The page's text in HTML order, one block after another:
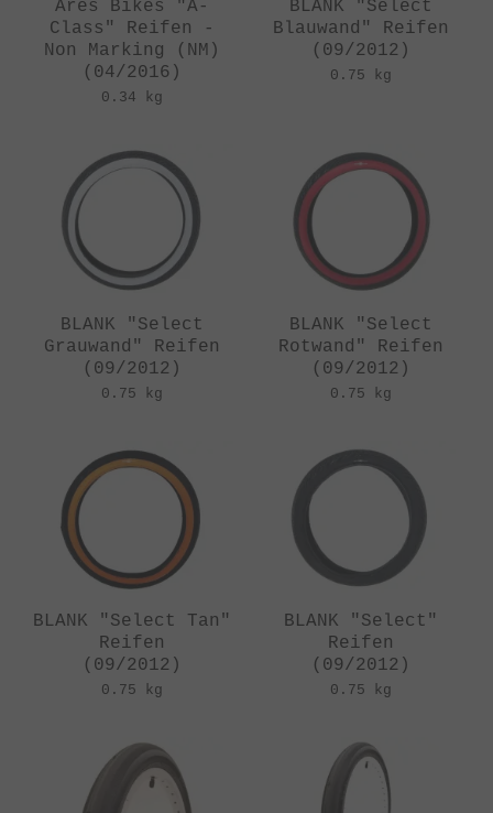
Ares Bikes "A-
Class" Reifen -
Non Marking (NM)
(04/2016)
0.34 kg
BLANK "Select
Blauwand" Reifen
(09/2012)
0.75 kg
BLANK "Select
Grauwand" Reifen
(09/2012)
0.75 kg
BLANK "Select
Rotwand" Reifen
(09/2012)
0.75 kg
BLANK "Select Tan"
Reifen
(09/2012)
0.75 kg
BLANK "Select"
Reifen
(09/2012)
0.75 kg